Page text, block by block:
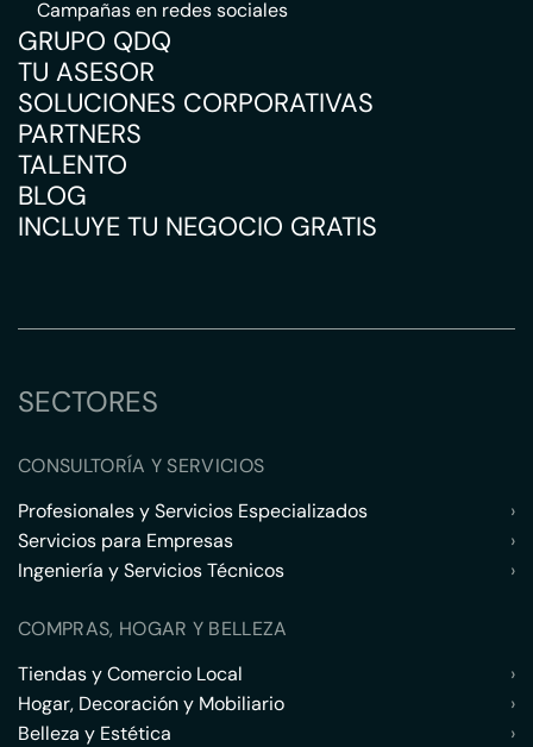
Campañas en redes sociales
GRUPO QDQ
TU ASESOR
SOLUCIONES CORPORATIVAS
PARTNERS
TALENTO
BLOG
INCLUYE TU NEGOCIO GRATIS
SECTORES
CONSULTORÍA Y SERVICIOS
Profesionales y Servicios Especializados
›
Servicios para Empresas
›
Ingeniería y Servicios Técnicos
›
COMPRAS, HOGAR Y BELLEZA
Tiendas y Comercio Local
›
Hogar, Decoración y Mobiliario
›
Belleza y Estética
›